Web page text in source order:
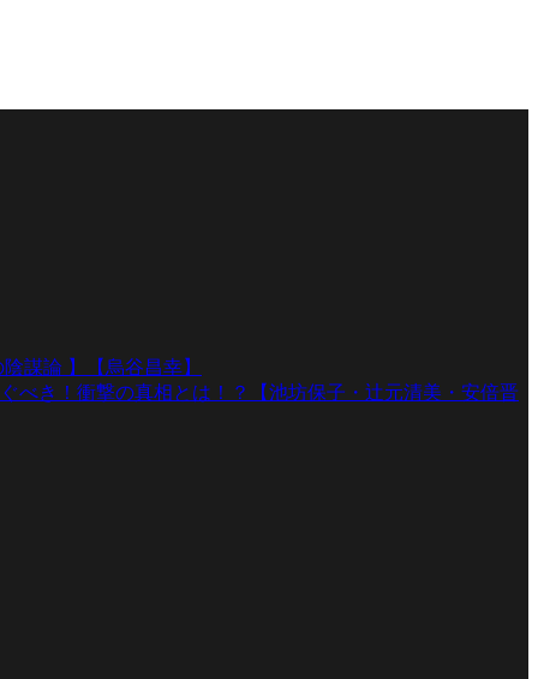
謀論 】【烏谷昌幸】
べき！衝撃の真相とは！？【池坊保子・辻元清美・安倍晋